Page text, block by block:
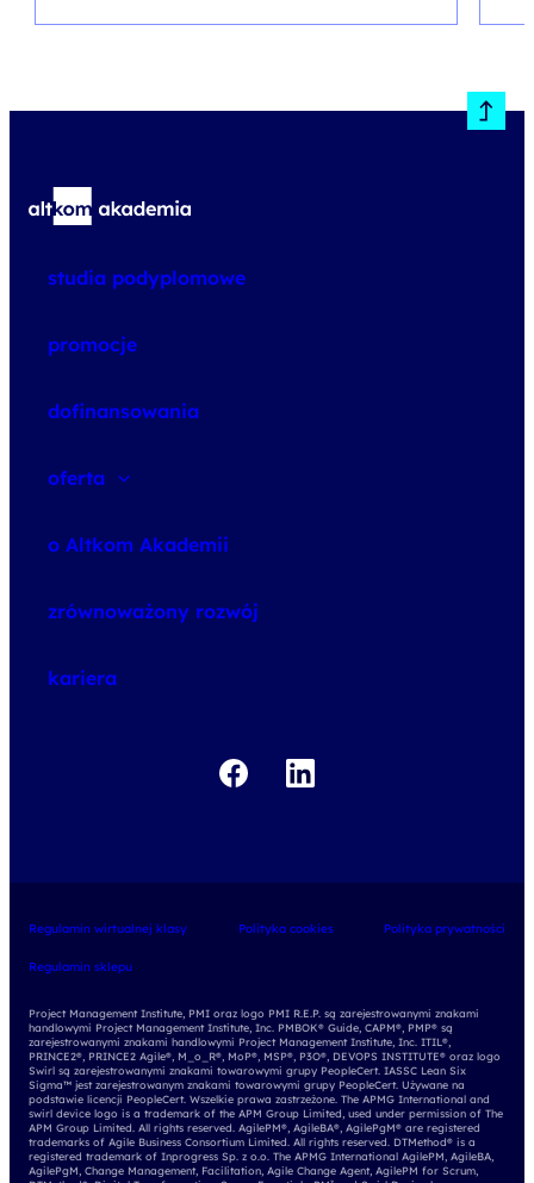
studia podyplomowe
promocje
dofinansowania
oferta
o Altkom Akademii
zrównoważony rozwój
kariera
Regulamin wirtualnej klasy Polityka cookies Polityka prywatności
Regulamin sklepu
Project Management Institute, PMI oraz logo PMI R.E.P. są zarejestrowanymi znakami
handlowymi Project Management Institute, Inc. PMBOK® Guide, CAPM®, PMP® są
zarejestrowanymi znakami handlowymi Project Management Institute, Inc. ITIL®,
PRINCE2®, PRINCE2 Agile®, M_o_R®, MoP®, MSP®, P3O®, DEVOPS INSTITUTE® oraz logo
Swirl są zarejestrowanymi znakami towarowymi grupy PeopleCert. IASSC Lean Six
Sigma™ jest zarejestrowanym znakami towarowymi grupy PeopleCert. Używane na
podstawie licencji PeopleCert. Wszelkie prawa zastrzeżone. The APMG International and
swirl device logo is a trademark of the APM Group Limited, used under permission of The
APM Group Limited. All rights reserved. AgilePM®, AgileBA®, AgilePgM® are registered
trademarks of Agile Business Consortium Limited. All rights reserved. DTMethod® is a
registered trademark of Inprogress Sp. z o.o. The APMG International AgilePM, AgileBA,
AgilePgM, Change Management, Facilitation, Agile Change Agent, AgilePM for Scrum,